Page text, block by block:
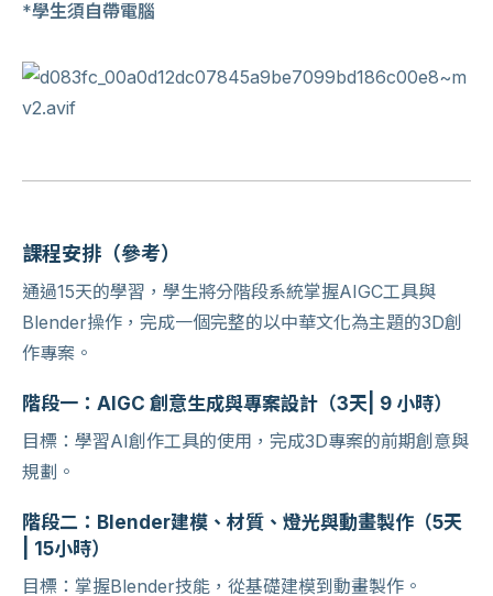
*學生須自帶電腦
課程安排（參考）
通過15天的學習，學生將分階段系統掌握AIGC工具與
Blender操作，完成一個完整的以中華文化為主題的3D創
作專案。
階段一：AIGC 創意生成與專案設計（3天| 9 小時）
目標：學習AI創作工具的使用，完成3D專案的前期創意與
規劃。
階段二：Blender建模、材質、燈光與動畫製作（5天
| 15小時）
目標：掌握Blender技能，從基礎建模到動畫製作。